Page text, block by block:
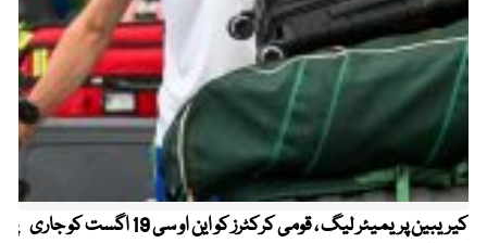
کیریبین پریمیئر لیگ ، قومی کرکٹرز کو این او سی 19 اگست کو جاری